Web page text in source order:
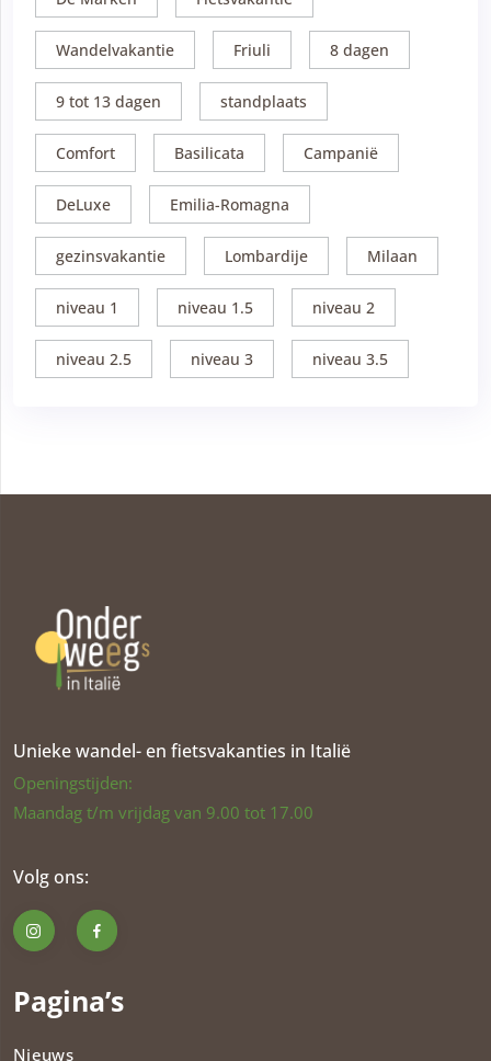
Wandelvakantie Friuli 8 dagen
9 tot 13 dagen standplaats
Comfort Basilicata Campanië
DeLuxe Emilia-Romagna
gezinsvakantie Lombardije Milaan
niveau 1 niveau 1.5 niveau 2
niveau 2.5 niveau 3 niveau 3.5
Unieke wandel- en fietsvakanties in Italië
Openingstijden:
Maandag t/m vrijdag van 9.00 tot 17.00
Volg ons:
Pagina’s
Nieuws